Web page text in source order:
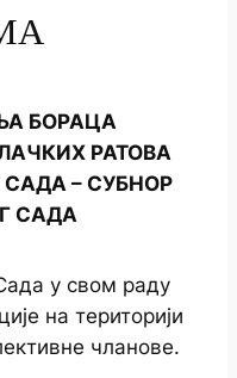
БОРАЦА
РАТОВА
– СУБНОР
САДА
у свом раду
на територији
чланове.